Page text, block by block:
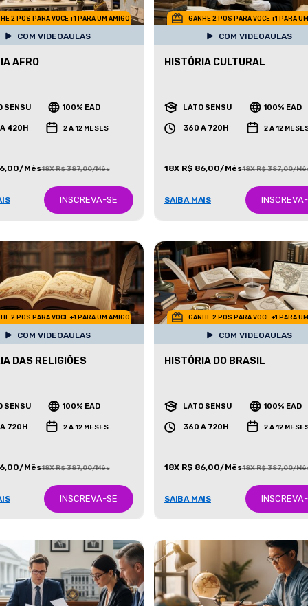
2 POS PARA VOCE +1 PARA UM AMIGO
COM VIDEOAULAS
AFRO
SENSU 100% EAD
420H 2 A 12 MESES
Mês18X R$ 387,00/Mês
INSCREVA-SE
GANHE 2 POS PARA VOCE +1 PARA
COM VIDEOAULAS
HISTÓRIA CULTURAL
LATO SENSU 100% EAD
360 A 720H 2 A 12
18X R$ 86,00/Mês18X R$ 387,00/
SAIBA MAIS
2 POS PARA VOCE +1 PARA UM AMIGO
COM VIDEOAULAS
DAS RELIGIÕES
SENSU 100% EAD
720H 2 A 12 MESES
Mês18X R$ 387,00/Mês
INSCREVA-SE
GANHE 2 POS PARA VOCE +1 PARA
COM VIDEOAULAS
HISTÓRIA DO BRASIL
LATO SENSU 100% EAD
360 A 720H 2 A 12
18X R$ 86,00/Mês18X R$ 387,00/
SAIBA MAIS